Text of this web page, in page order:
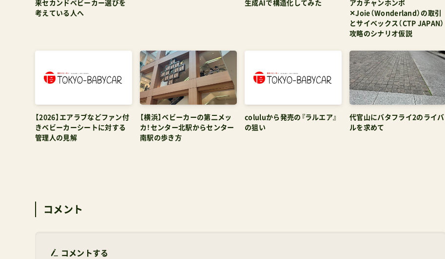
攻略のシナリオ仮説
きベビーカーシートに対する
管理人の見解
【横浜】ベビーカーの第二メッ
カ！センター北駅からセンター
南駅の歩き方
の狙い
代官山にバタフライ2のライバ
ルを求めて